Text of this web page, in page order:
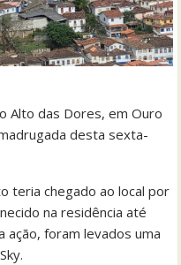
Alto das Dores, em Ouro
desta sexta-
teria chegado ao local por
na residência até
ação, foram levados uma